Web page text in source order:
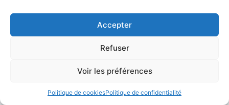
Accepter
Refuser
Voir les préférences
Politique de cookiesPolitique de confidentialité
n IP dans
e
⭐⭐⭐⭐
Préventio
⭐⭐⭐